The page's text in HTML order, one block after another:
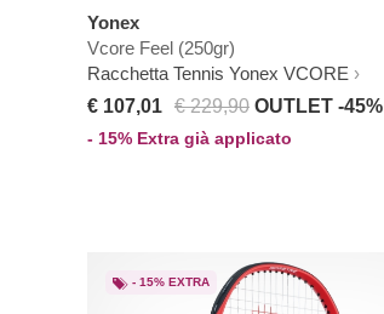
Yonex
Vcore Feel (250gr)
Racchetta Tennis Yonex VCORE
€ 107,01 € 229,90 OUTLET -45%
- 15% Extra già applicato
- 15% EXTRA